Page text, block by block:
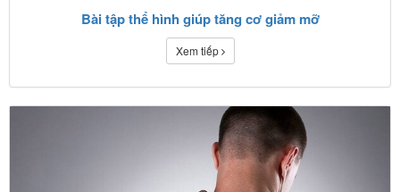
Bài tập thể hình giúp tăng cơ giảm mỡ
Xem tiếp